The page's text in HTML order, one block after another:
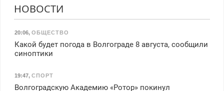
НОВОСТИ
20:06, ОБЩЕСТВО
Какой будет погода в Волгограде 8 августа, сообщили
синоптики
19:47, СПОРТ
Волгоградскую Академию «Ротор» покинул